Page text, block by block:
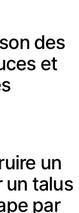
des
et
un
un talus
par